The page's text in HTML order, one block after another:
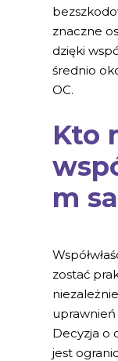
znaczne
dzięki
średnio
OC.
Kto
m
zostać
Decyzja o
jest